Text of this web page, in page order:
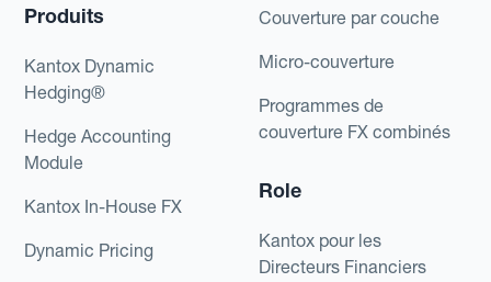
Produits
Kantox Dynamic
Hedging®
Hedge Accounting
Module
Kantox In-House FX
Dynamic Pricing
Couverture par couche
Micro-couverture
Programmes de
couverture FX combinés
Role
Kantox pour les
Directeurs Financiers